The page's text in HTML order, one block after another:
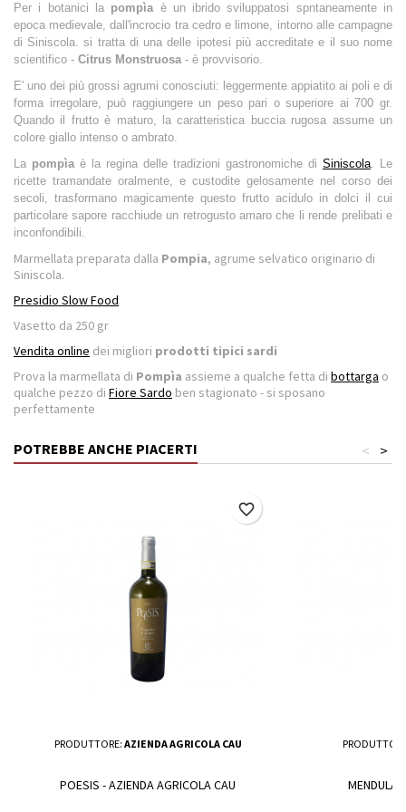
Per i botanici la pompìa è un ibrido sviluppatosi spntaneamente in
epoca medievale, dall'incrocio tra cedro e limone, intorno alle campagne
di Siniscola. si tratta di una delle ipotesi più accreditate e il suo nome
scientifico - Citrus Monstruosa - è provvisorio.
E' uno dei più grossi agrumi conosciuti: leggermente appiatito ai poli e di
forma irregolare, può raggiungere un peso pari o superiore ai 700 gr.
Quando il frutto è maturo, la caratteristica buccia rugosa assume un
colore giallo intenso o ambrato.
La pompìa è la regina delle tradizioni gastronomiche di Siniscola . Le
ricette tramandate oralmente, e custodite gelosamente nel corso dei
secoli, trasformano magicamente questo frutto acidulo in dolci il cui
particolare sapore racchiude un retrogusto amaro che li rende prelibati e
inconfondibili.
Marmellata preparata dalla Pompia, agrume selvatico originario di
Siniscola.
Presidio Slow Food
Vasetto da 250 gr
Vendita online dei migliori prodotti tipici sardi
Prova la marmellata di Pompìa assieme a qualche fetta di bottarga o
qualche pezzo di Fiore Sardo ben stagionato - si sposano
perfettamente
POTREBBE ANCHE PIACERTI >
<
PRODUTTORE: AZIENDA AGRICOLA CAU
POESIS - AZIENDA AGRICOLA CAU
favorite_border
MENDULA